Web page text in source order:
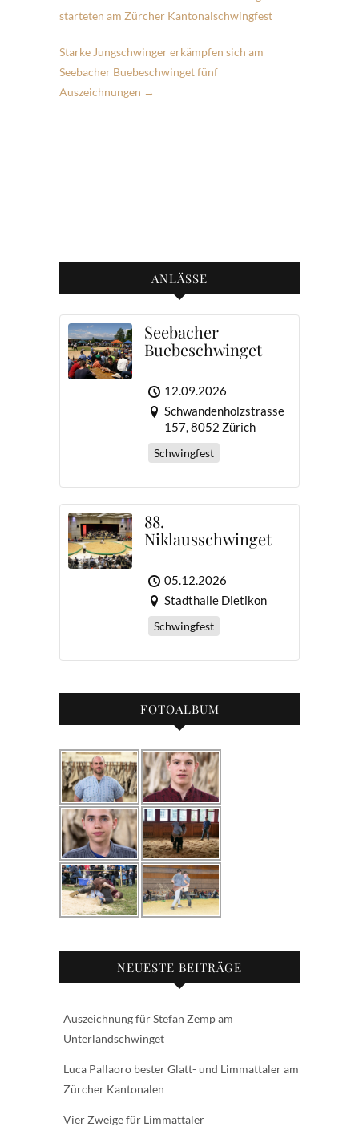
starteten am Zürcher Kantonalschwingfest
Starke Jungschwinger erkämpfen sich am
Seebacher Buebeschwinget fünf
Auszeichnungen →
ANLÄSSE
Seebacher
Buebeschwinget
12.09.2026
Schwandenholzstrasse
157, 8052 Zürich
Schwingfest
88.
Niklausschwinget
05.12.2026
Stadthalle Dietikon
Schwingfest
FOTOALBUM
NEUESTE BEITRÄGE
Auszeichnung für Stefan Zemp am
Unterlandschwinget
Luca Pallaoro bester Glatt- und Limmattaler am
Zürcher Kantonalen
Vier Zweige für Limmattaler